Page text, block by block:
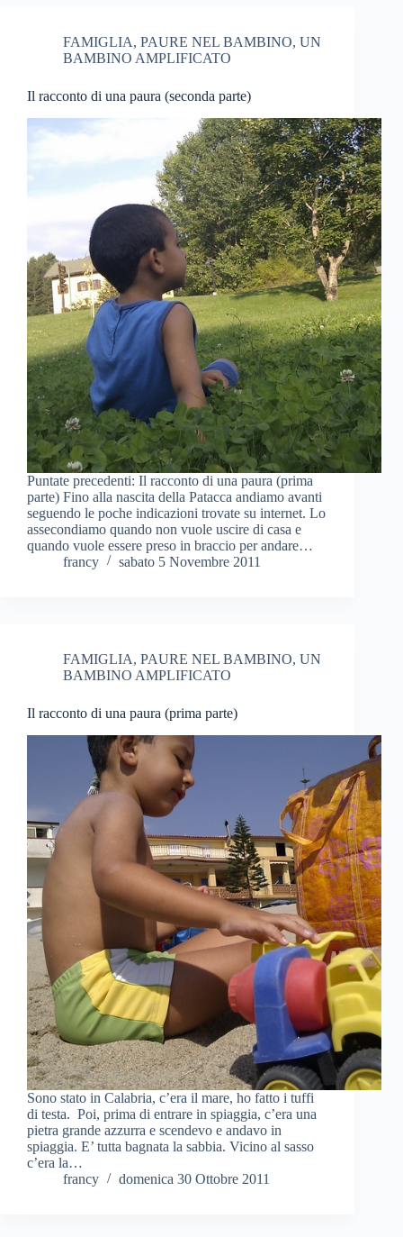
FAMIGLIA, PAURE NEL BAMBINO, UN
BAMBINO AMPLIFICATO
Il racconto di una paura (seconda parte)
Puntate precedenti: Il racconto di una paura (prima
parte) Fino alla nascita della Patacca andiamo avanti
seguendo le poche indicazioni trovate su internet. Lo
assecondiamo quando non vuole uscire di casa e
quando vuole essere preso in braccio per andare…
francy
sabato 5 Novembre 2011
FAMIGLIA, PAURE NEL BAMBINO, UN
BAMBINO AMPLIFICATO
Il racconto di una paura (prima parte)
Sono stato in Calabria, c’era il mare, ho fatto i tuffi
di testa. Poi, prima di entrare in spiaggia, c’era una
pietra grande azzurra e scendevo e andavo in
spiaggia. E’ tutta bagnata la sabbia. Vicino al sasso
c’era la…
francy
domenica 30 Ottobre 2011